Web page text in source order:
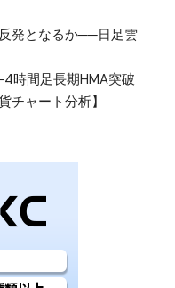
発となるか──日足雲
時間足長期HMA突破
チャート分析】